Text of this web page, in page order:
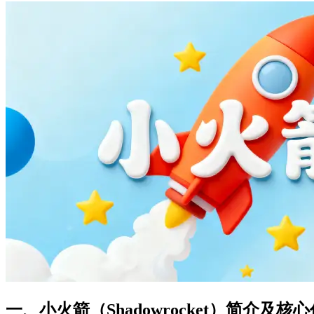
一、小火箭（Shadowrocket）简介及核